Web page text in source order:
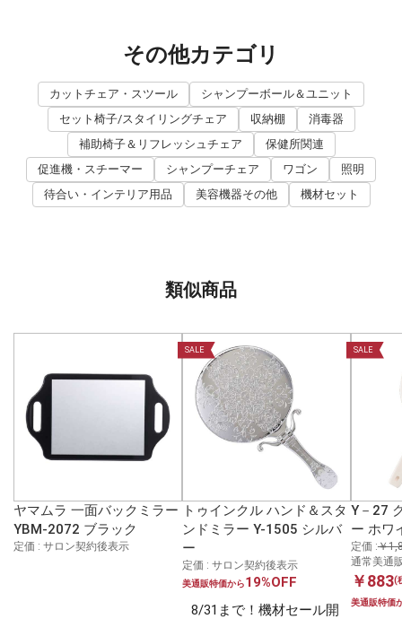
その他カテゴリ
カットチェア・スツール
シャンプーボール＆ユニット
セット椅子/スタイリングチェア
収納棚
消毒器
補助椅子＆リフレッシュチェア
保健所関連
促進機・スチーマー
シャンプーチェア ワゴン
照明
待合い・インテリア用品
美容機器その他 機材セット
類似商品
ヤマムラ 一面バックミラー
YBM-2072 ブラック
定価 : サロン契約後表示
SALE
トゥインクル ハンド＆スタ
ンドミラー Y-1505 シルバ
ー
定価 : サロン契約後表示
美通販特価から19%OFF
8/31まで！機材セール開
SALE
Y－27
ー ホワ
定価 :￥
通常美通
￥883(
美通販特価